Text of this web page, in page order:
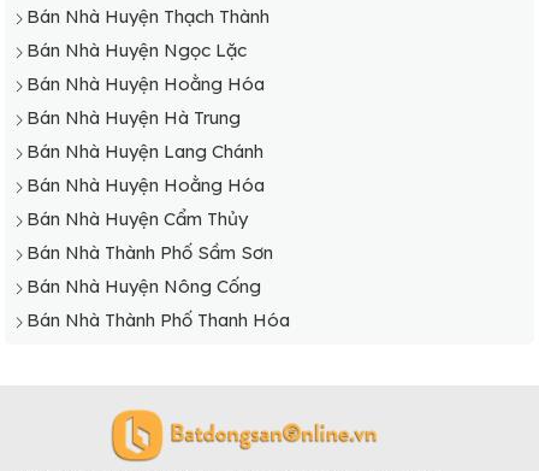
Bán Nhà Xã Hoằng Thịnh
Bán Nhà Xã Hoằng Tiến
Bán Nhà Xã Hoằng Trạch
Bán Nhà Xã Hoằng Trinh
Bán Nhà Xã Hoằng Trung
Bán Nhà Xã Hoằng Trường
Bán Nhà Xã Hoằng Vinh
Bán Nhà Xã Hoằng Xuân
Bán Nhà Xã Hoằng Xuyên
Bán Nhà Xã Hoằng Yến
Bán Nhà Huyện Hà Trung
Bán Nhà Huyện Hậu Lộc
Bán Nhà Huyện Thạch Thành
Bán Nhà Huyện Ngọc Lặc
Bán Nhà Huyện Hoằng Hóa
Bán Nhà Huyện Hà Trung
Bán Nhà Huyện Lang Chánh
Bán Nhà Huyện Hoằng Hóa
Bán Nhà Huyện Cẩm Thủy
Bán Nhà Thành Phố Sầm Sơn
Bán Nhà Huyện Nông Cống
Bán Nhà Thành Phố Thanh Hóa